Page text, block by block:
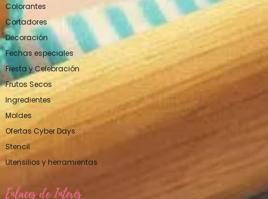
Colorantes
Cortadores
Decoración
Fechas especiales
Fiesta y Celebración
Frutos Secos
Ingredientes
Moldes
Ofertas Cyber Days
Stencil
Utensilios y herramientas
Enlaces de Interés